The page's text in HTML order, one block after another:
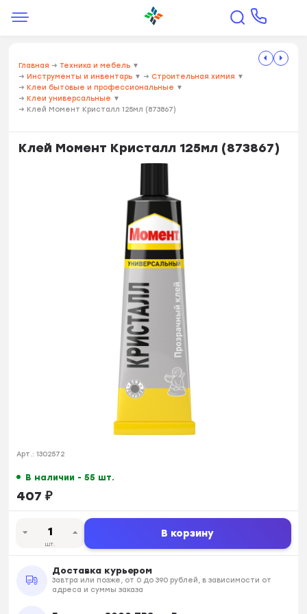
Главная → Техника и мебель ▼
→ Инструменты и инвентарь ▼ → Строительная химия ▼
→ Клеи бытовые и профессиональные ▼
→ Клеи универсальные ▼
→ Клей Момент Кристалл 125мл (873867)
Клей Момент Кристалл 125мл (873867)
Арт.: 1302572
В наличии - 55 шт.
407 ₽
шт.
В корзину
Доставка курьером
Завтра или позже, от 0 до 390 рублей, в зависимости от
адреса и суммы заказа